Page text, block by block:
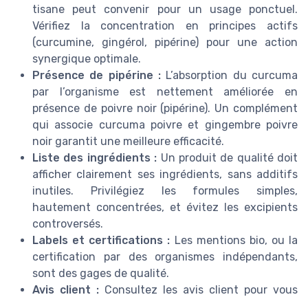
tisane peut convenir pour un usage ponctuel.
Vérifiez la concentration en principes actifs
(curcumine, gingérol, pipérine) pour une action
synergique optimale.
Présence de pipérine : L’absorption du curcuma
par l’organisme est nettement améliorée en
présence de poivre noir (pipérine). Un complément
qui associe curcuma poivre et gingembre poivre
noir garantit une meilleure efficacité.
Liste des ingrédients : Un produit de qualité doit
afficher clairement ses ingrédients, sans additifs
inutiles. Privilégiez les formules simples,
hautement concentrées, et évitez les excipients
controversés.
Labels et certifications : Les mentions bio, ou la
certification par des organismes indépendants,
sont des gages de qualité.
Avis client : Consultez les avis client pour vous